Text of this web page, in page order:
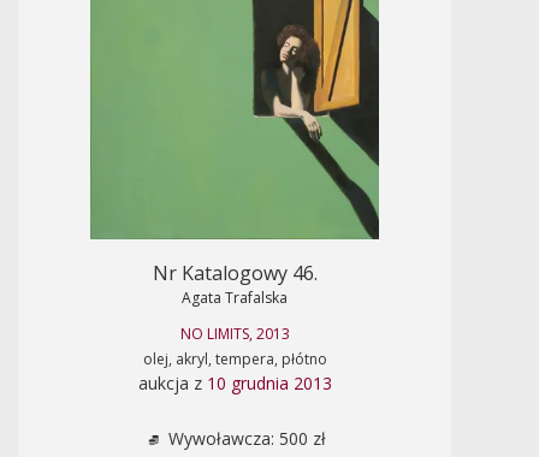
Nr Katalogowy 46.
Agata Trafalska
NO LIMITS, 2013
olej, akryl, tempera, płótno
aukcja z 10 grudnia 2013
Wywoławcza: 500 zł